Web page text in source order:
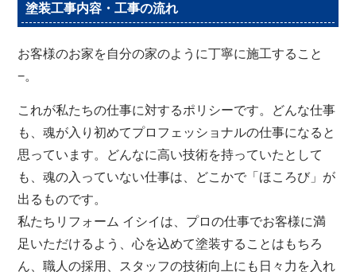
塗装工事内容・工事の流れ
お客様のお家を自分の家のように丁寧に施工すること
−。
これが私たちの仕事に対するポリシーです。どんな仕事
も、魂が入り初めてプロフェッショナルの仕事になると
思っています。どんなに高い技術を持っていたとして
も、魂の入っていない仕事は、どこかで「ほころび」が
出るものです。
私たちリフォーム イシイは、プロの仕事でお客様に満
足いただけるよう、心を込めて塗装することはもちろ
ん、職人の採用、スタッフの技術向上にも日々力を入れ